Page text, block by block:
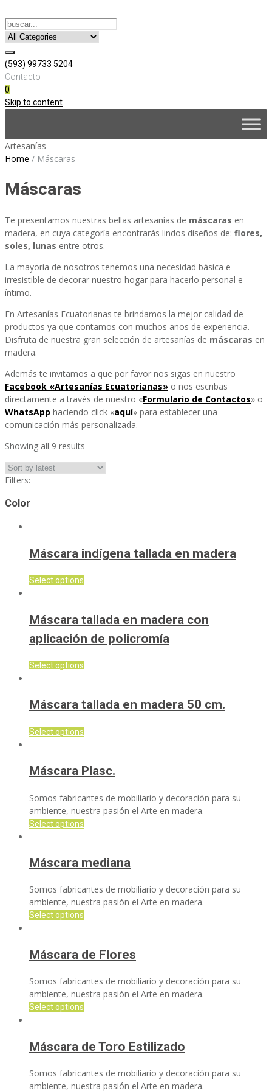
(593) 99733 5204
Contacto
0
Skip to content
Artesanías
Home / Máscaras
Máscaras
Te presentamos nuestras bellas artesanías de máscaras en
madera, en cuya categoría encontrarás lindos diseños de: flores,
soles, lunas entre otros.
La mayoría de nosotros tenemos una necesidad básica e
irresistible de decorar nuestro hogar para hacerlo personal e
íntimo.
En Artesanías Ecuatorianas te brindamos la mejor calidad de
productos ya que contamos con muchos años de experiencia.
Disfruta de nuestra gran selección de artesanías de máscaras en
madera.
Además te invitamos a que por favor nos sigas en nuestro
Facebook «Artesanías Ecuatorianas» o nos escribas
directamente a través de nuestro «Formulario de Contactos» o
WhatsApp haciendo click «aquí» para establecer una
comunicación más personalizada.
Showing all 9 results
Filters:
Color
Máscara indígena tallada en madera
Select options
Máscara tallada en madera con
aplicación de policromía
Select options
Máscara tallada en madera 50 cm.
Select options
Máscara Plasc.
Somos fabricantes de mobiliario y decoración para su
ambiente, nuestra pasión el Arte en madera.
Select options
Máscara mediana
Somos fabricantes de mobiliario y decoración para su
ambiente, nuestra pasión el Arte en madera.
Select options
Máscara de Flores
Somos fabricantes de mobiliario y decoración para su
ambiente, nuestra pasión el Arte en madera.
Select options
Máscara de Toro Estilizado
Somos fabricantes de mobiliario y decoración para su
ambiente, nuestra pasión el Arte en madera.